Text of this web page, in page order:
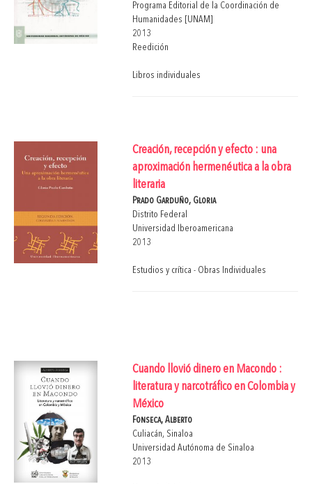
Programa Editorial de la Coordinación de
Humanidades [UNAM]
2013
Reedición
Libros individuales
Creación, recepción y efecto : una
aproximación hermenéutica a la obra
literaria
Prado Garduño, Gloria
Distrito Federal
Universidad Iberoamericana
2013
Estudios y crítica - Obras Individuales
Cuando llovió dinero en Macondo :
literatura y narcotráfico en Colombia y
México
Fonseca, Alberto
Culiacán, Sinaloa
Universidad Autónoma de Sinaloa
2013